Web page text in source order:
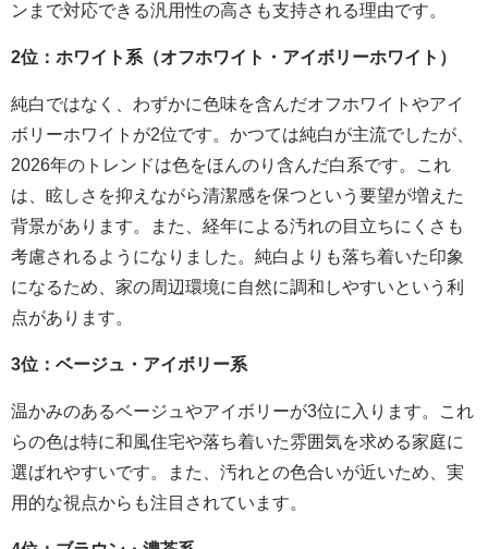
ンまで対応できる汎用性の高さも支持される理由です。
2位：ホワイト系（オフホワイト・アイボリーホワイト）
純白ではなく、わずかに色味を含んだオフホワイトやアイ
ボリーホワイトが2位です。かつては純白が主流でしたが、
2026年のトレンドは色をほんのり含んだ白系です。これ
は、眩しさを抑えながら清潔感を保つという要望が増えた
背景があります。また、経年による汚れの目立ちにくさも
考慮されるようになりました。純白よりも落ち着いた印象
になるため、家の周辺環境に自然に調和しやすいという利
点があります。
3位：ベージュ・アイボリー系
温かみのあるベージュやアイボリーが3位に入ります。これ
らの色は特に和風住宅や落ち着いた雰囲気を求める家庭に
選ばれやすいです。また、汚れとの色合いが近いため、実
用的な視点からも注目されています。